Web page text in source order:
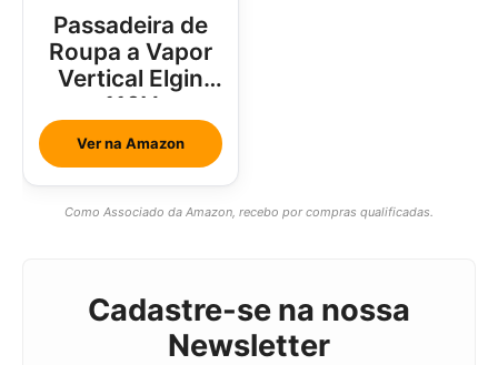
Passadeira de
Roupa a Vapor
Vertical Elgin
110V
Ver na Amazon
Como Associado da Amazon, recebo por compras qualificadas.
Cadastre-se na nossa
Newsletter